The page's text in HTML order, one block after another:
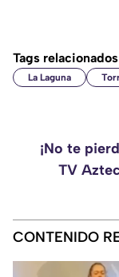
Tags relacionados
La Laguna
¡No te
TV
CONTENIDO